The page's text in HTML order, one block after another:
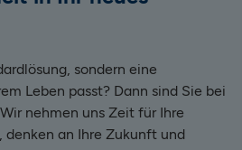
sondern eine
Leben passt? Dann sind Sie bei
nehmen uns Zeit für Ihre
denken an Ihre Zukunft und